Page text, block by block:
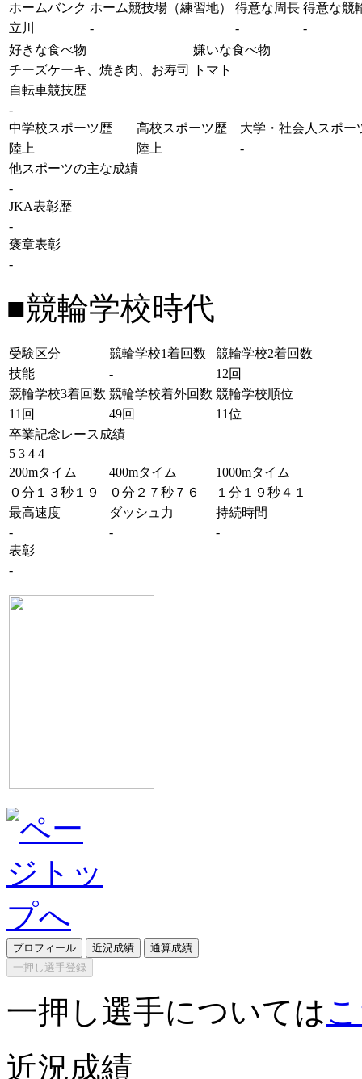
ホームバンク ホーム競技場（練習地） 得意な周長 得意な競
立川
- -
-
好きな食べ物
嫌いな食べ物
チーズケーキ、焼き肉、お寿司
トマト
自転車競技歴
-
中学校スポーツ歴
高校スポーツ歴
大学・社会人スポー
陸上
陸上
-
他スポーツの主な成績
-
JKA表彰歴
-
褒章表彰
-
■競輪学校時代
受験区分 競輪学校1着回数
競輪学校2着回数
技能
-
12回
競輪学校3着回数 競輪学校着外回数 競輪学校順位
11回
49回
11位
卒業記念レース成績
5 3 4 4
200mタイム
400mタイム
1000mタイム
０分１３秒１９
０分２７秒７６
１分１９秒４１
最高速度
ダッシュ力
持続時間
-
-
-
表彰
-
プロフィール 近況成績
通算成績
一押し選手登録
一押し選手については
近況成績